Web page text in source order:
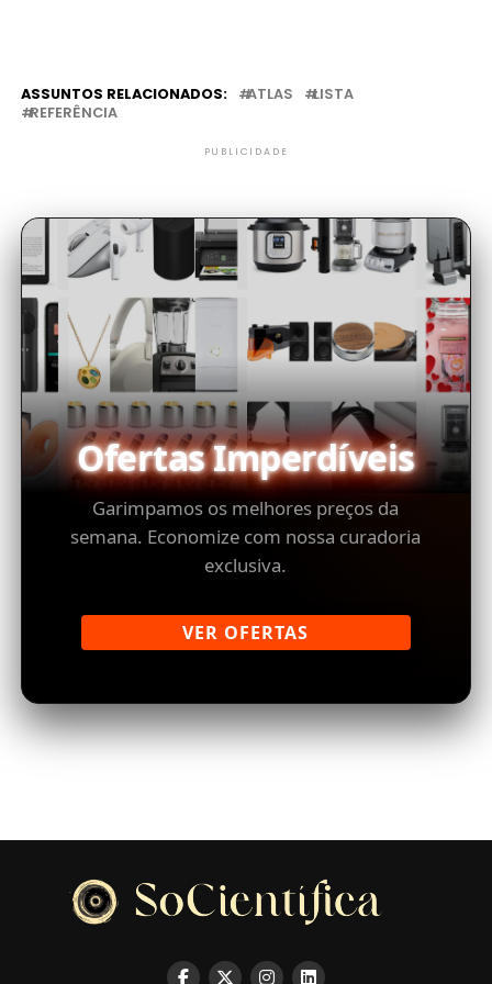
ASSUNTOS RELACIONADOS: ATLAS
LISTA
REFERÊNCIA
PUBLICIDADE
Ofertas Imperdíveis
Garimpamos os melhores preços da
semana. Economize com nossa curadoria
exclusiva.
VER OFERTAS